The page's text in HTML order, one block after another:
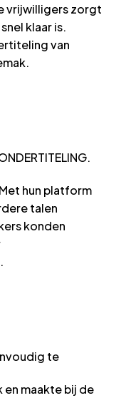
vrijwilligers zorgt
klaar is.
van
hun platform
talen
konden
te
en maakte bij de